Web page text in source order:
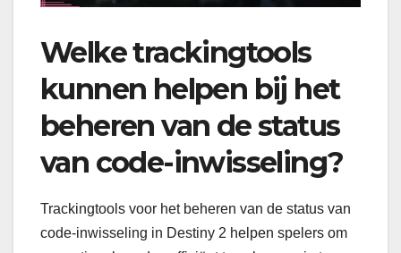
Welke trackingtools
kunnen helpen bij het
beheren van de status
van code-inwisseling?
Trackingtools voor het beheren van de status van
code-inwisseling in Destiny 2 helpen spelers om